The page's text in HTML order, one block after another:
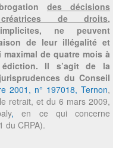
des décisions
créatrices de droits,
ne peuvent
de leur illégalité et
de quatre mois à
Il s’agit de la
du Conseil
2001, n° 197018, Ternon,
retrait, et du 6 mars 2009,
, en ce qui concerne
du CRPA).